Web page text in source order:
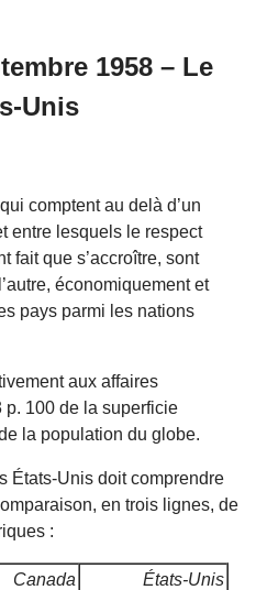
1958 – Le
Unis
comptent au delà d’un
entre lesquels le respect
fait que s’accroître, sont
économiquement et
pays parmi les nations
aux affaires
p. 100 de la superficie
la population du globe.
États-Unis doit comprendre
en trois lignes, de
:
Canada
États-Unis